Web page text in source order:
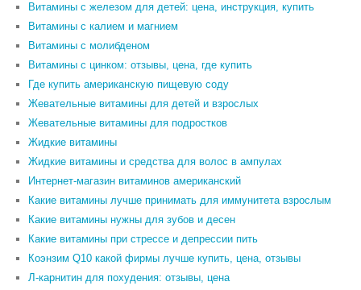
Витамины с железом для детей: цена, инструкция, купить
Витамины с калием и магнием
Витамины с молибденом
Витамины с цинком: отзывы, цена, где купить
Где купить американскую пищевую соду
Жевательные витамины для детей и взрослых
Жевательные витамины для подростков
Жидкие витамины
Жидкие витамины и средства для волос в ампулах
Интернет-магазин витаминов американский
Какие витамины лучше принимать для иммунитета взрослым
Какие витамины нужны для зубов и десен
Какие витамины при стрессе и депрессии пить
Коэнзим Q10 какой фирмы лучше купить, цена, отзывы
Л-карнитин для похудения: отзывы, цена